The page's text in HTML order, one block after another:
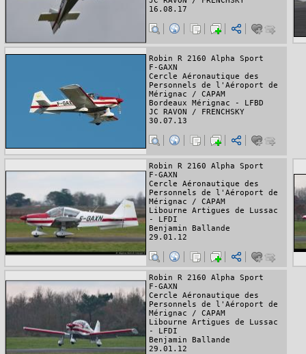
16.08.17
Robin R 2160 Alpha Sport
F-GAXN
Cercle Aéronautique des
Personnels de l'Aéroport de
Mérignac / CAPAM
Bordeaux Mérignac - LFBD
JC RAVON / FRENCHSKY
30.07.13
Robin R 2160 Alpha Sport
F-GAXN
Cercle Aéronautique des
Personnels de l'Aéroport de
Mérignac / CAPAM
Libourne Artigues de Lussac
- LFDI
Benjamin Ballande
29.01.12
Robin R 2160 Alpha Sport
F-GAXN
Cercle Aéronautique des
Personnels de l'Aéroport de
Mérignac / CAPAM
Libourne Artigues de Lussac
- LFDI
Benjamin Ballande
29.01.12